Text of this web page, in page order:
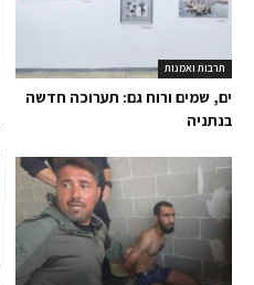
תרבות ואמנות
ים, שמים ורוח גם: תערוכה חדשה
בנתניה